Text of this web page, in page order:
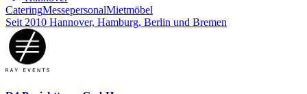
CateringMessepersonalMietmöbel
Seit 2010 Hannover, Hamburg, Berlin und Bremen